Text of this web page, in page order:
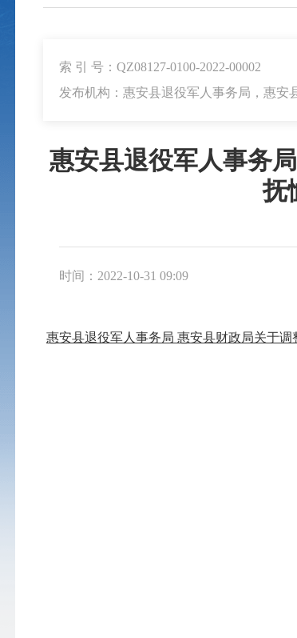
索 引 号：QZ08127-0100-2022-00002
发布机构：惠安县退役军人事务局，惠安
惠安县退役军人事务
抚
时间：2022-10-31 09:09
惠安县退役军人事务局 惠安县财政局关于